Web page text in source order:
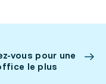
vous pour une
le plus